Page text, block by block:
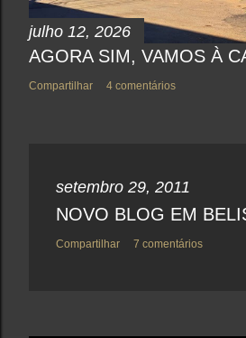
julho 12, 2026
AGORA SIM, VAMOS À
Compartilhar 4 comentários
setembro 29, 2011
NOVO BLOG EM
Compartilhar 7 comentários